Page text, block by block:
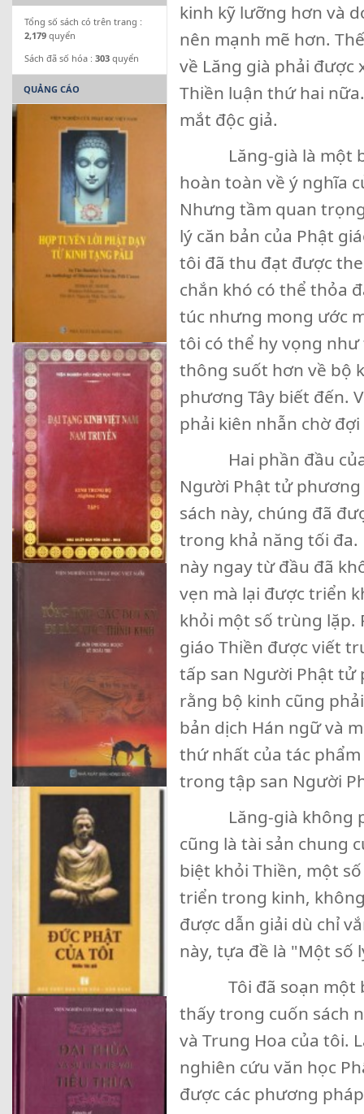
kinh kỹ lưỡng hơn và
nên mạnh mẽ hơn.
về Lăng già phải
Thiền luận thứ hai
mắt độc giả.
Lăng-già là một bộ
hoàn toàn về ý nghĩa
Nhưng tầm quan
lý căn bản của Phật
tôi đã thu đạt được
chắn khó có thể thỏa
túc nhưng mong ước
tôi có thể hy vọng như
thông suốt hơn về bộ
phương Tây biết đến.
phải kiên nhẫn chờ
Hai phần đầu của
Người Phật tử
sách này, chúng đã
trong khả năng tối đa.
này ngay từ đầu đã
vẹn mà lại được triển
khỏi một số trùng lặp.
giáo Thiền được viết
tấp san Người Phật tử
rằng bộ kinh cũng
bản dịch Hán ngữ và
thứ nhất của tác
trong tập san Người
Lăng-già không
cũng là tài sản chung
biệt khỏi Thiền, một
triển trong kinh,
được dẫn giải dù chỉ
này, tựa đề là "Một
Tôi đã soạn một
thấy trong cuốn sách
và Trung Hoa của tôi.
nghiên cứu văn học
được các phương
Tổng số sách có trên trang :
2,179 quyển
Sách đã số hóa : 303 quyển
QUẢNG CÁO